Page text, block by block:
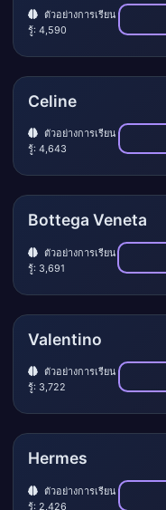
ตัวอย่างการเรียน
รู้: 4,590
Celine
ตัวอย่างการเรียน
รู้: 4,643
Bottega Veneta
ตัวอย่างการเรียน
รู้: 3,691
Valentino
ตัวอย่างการเรียน
รู้: 3,722
Hermes
ตัวอย่างการเรียน
รู้: 2,426